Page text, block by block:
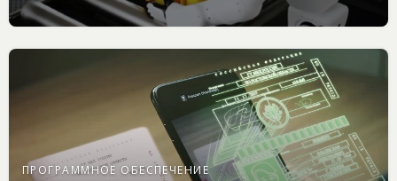
ПРОГРАММНОЕ ОБЕСПЕЧЕНИЕ